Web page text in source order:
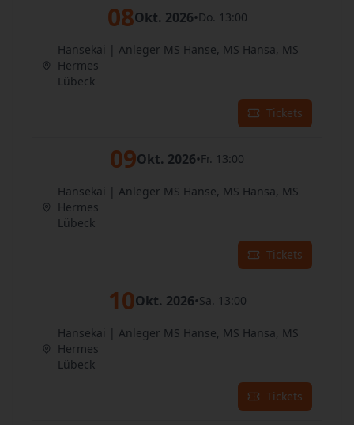
08Okt. 2026•Do. 13:00
Hansekai | Anleger MS Hanse, MS Hansa, MS
Hermes
Lübeck
Tickets
09Okt. 2026•Fr. 13:00
Hansekai | Anleger MS Hanse, MS Hansa, MS
Hermes
Lübeck
Tickets
10Okt. 2026•Sa. 13:00
Hansekai | Anleger MS Hanse, MS Hansa, MS
Hermes
Lübeck
Tickets